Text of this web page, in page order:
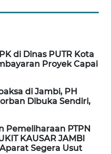
di Dinas PUTR Kota
Proyek Capai
di Jambi, PH
Dibuka Sendiri,
Pemeliharaan PTPN
KAUSAR JAMBI
Segera Usut